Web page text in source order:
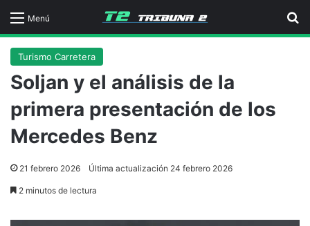
Menú
Turismo Carretera
Soljan y el análisis de la
primera presentación de los
Mercedes Benz
21 febrero 2026 Última actualización 24 febrero 2026
2 minutos de lectura